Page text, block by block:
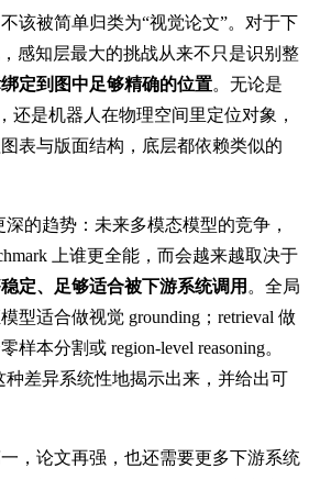
该被简单归类为“视觉论文”。对于下
感知层最大的挑战从来不只是识别整
定到图中足够精确的位置。无论是
还是机器人在物理空间里定位对象，
表与版面结构，底层都依赖类似的
的趋势：未来多模态模型的竞争，
上谁更全能，而会越来越取决于
定、足够适合被下游系统调用 。全局
型适合做视觉 grounding；retrieval 做
本分割或 region-level reasoning。
种差异系统性地揭示出来，并给出可
，论文再强，也还需要更多下游系统